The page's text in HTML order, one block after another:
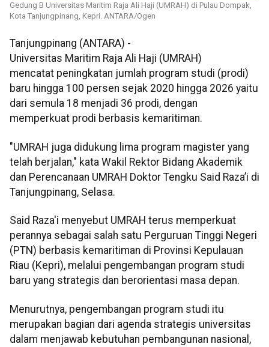
Gedung B Universitas Maritim Raja Ali Haji (UMRAH) di Pulau Dompak,
Kota Tanjungpinang, Kepri. ANTARA/Ogen
Tanjungpinang (ANTARA) -
Universitas Maritim Raja Ali Haji (UMRAH)
mencatat peningkatan jumlah program studi (prodi)
baru hingga 100 persen sejak 2020 hingga 2026 yaitu
dari semula 18 menjadi 36 prodi, dengan
memperkuat prodi berbasis kemaritiman.
"UMRAH juga didukung lima program magister yang
telah berjalan," kata Wakil Rektor Bidang Akademik
dan Perencanaan UMRAH Doktor Tengku Said Raza’i di
Tanjungpinang, Selasa.
Said Raza'i menyebut UMRAH terus memperkuat
perannya sebagai salah satu Perguruan Tinggi Negeri
(PTN) berbasis kemaritiman di Provinsi Kepulauan
Riau (Kepri), melalui pengembangan program studi
baru yang strategis dan berorientasi masa depan.
Menurutnya, pengembangan program studi itu
merupakan bagian dari agenda strategis universitas
dalam menjawab kebutuhan pembangunan nasional,